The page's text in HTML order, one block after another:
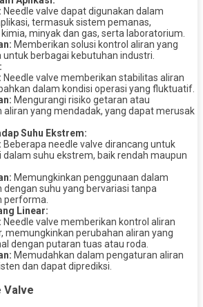
Needle valve dapat digunakan dalam
termasuk sistem pemanas,
minyak dan gas, serta laboratorium.
Memberikan solusi kontrol aliran yang
untuk berbagai kebutuhan industri.
Needle valve memberikan stabilitas aliran
dalam kondisi operasi yang fluktuatif.
Mengurangi risiko getaran atau
aliran yang mendadak, yang dapat merusak
Suhu Ekstrem:
Beberapa needle valve dirancang untuk
dalam suhu ekstrem, baik rendah maupun
Memungkinkan penggunaan dalam
dengan suhu yang bervariasi tanpa
performa.
Linear:
Needle valve memberikan kontrol aliran
memungkinkan perubahan aliran yang
dengan putaran tuas atau roda.
Memudahkan dalam pengaturan aliran
dan dapat diprediksi.
Valve